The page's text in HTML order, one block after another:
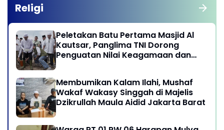
Religi
Peletakan Batu Pertama Masjid Al
Kautsar, Panglima TNI Dorong
Penguatan Nilai Keagamaan dan
Membumikan Kalam Ilahi, Mushaf
Wakaf Wakasy Singgah di Majelis
Dzikrullah Maula Aidid Jakarta Barat